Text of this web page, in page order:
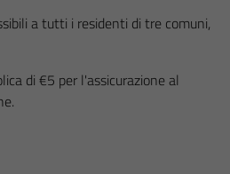
a tutti i residenti di tre comuni,
di €5 per l'assicurazione al